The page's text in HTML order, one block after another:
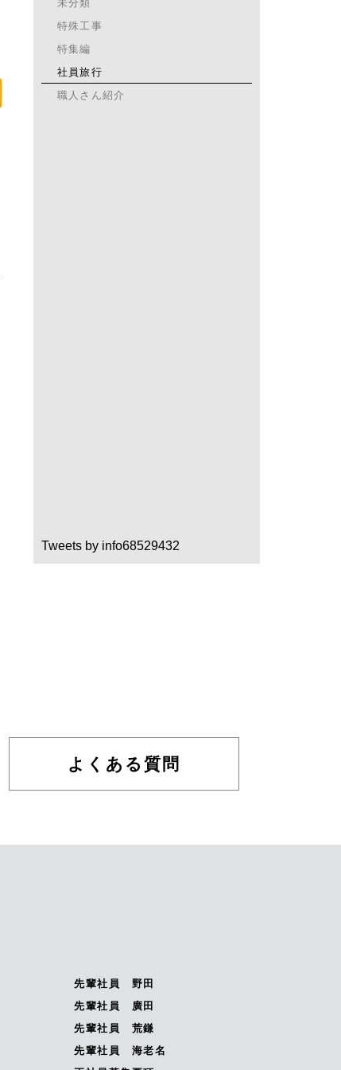
未分類
特殊工事
特集編
社員旅行
職人さん紹介
Tweets by info68529432
よくある質問
先輩社員 野田
先輩社員 廣田
先輩社員 荒鎌
先輩社員 海老名